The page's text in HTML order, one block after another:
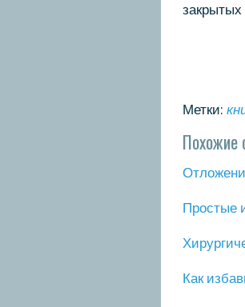
закрытых
Метки:
Похожие
Прοстые
Как